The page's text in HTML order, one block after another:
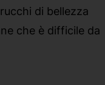
di bellezza
che è difficile da